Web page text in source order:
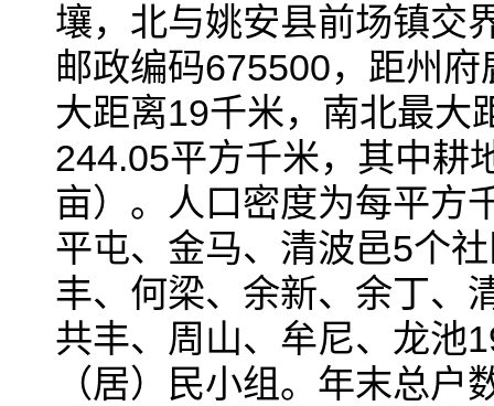
壤，北与姚安县前场镇交
邮政编码675500，距州
大距离19千米，南北最大
244.05平方千米，其中耕
亩）。人口密度为每平方
平屯、金马、清波邑5个
丰、何梁、余新、余丁、
共丰、周山、牟尼、龙池
（居）民小组。年末总